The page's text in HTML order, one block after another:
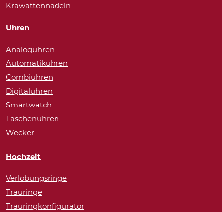
Krawattennadeln
Uhren
Analoguhren
Automatikuhren
Combiuhren
Digitaluhren
Smartwatch
Taschenuhren
Wecker
Hochzeit
Verlobungsringe
Trauringe
Trauringkonfigurator